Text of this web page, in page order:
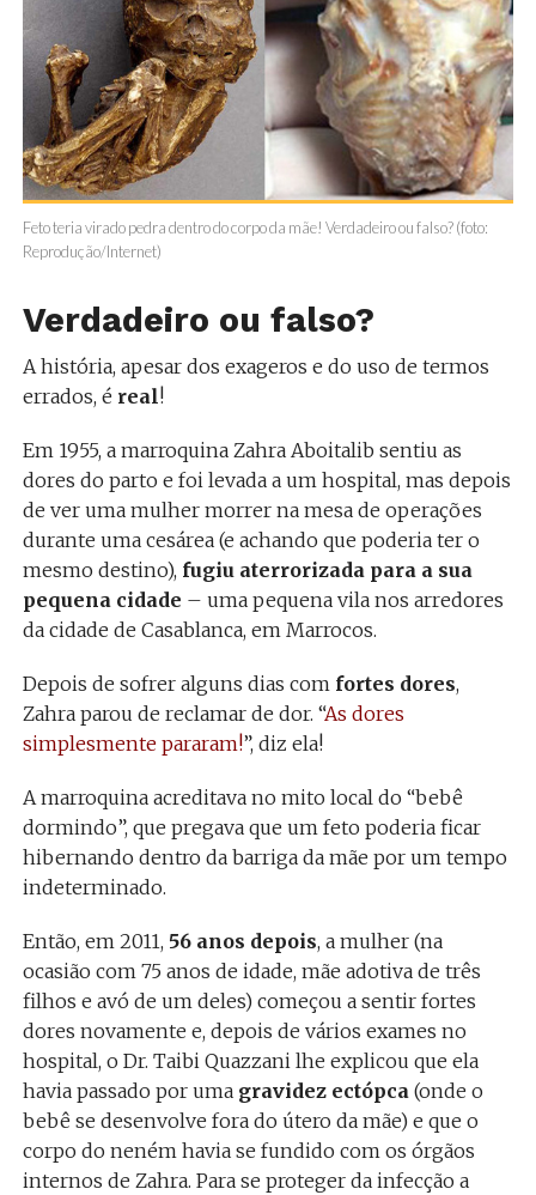
Feto teria virado pedra dentro do corpo da mãe! Verdadeiro ou falso? (foto:
Reprodução/Internet)
Verdadeiro ou falso?
A história, apesar dos exageros e do uso de termos
errados, é real!
Em 1955, a marroquina Zahra Aboitalib sentiu as
dores do parto e foi levada a um hospital, mas depois
de ver uma mulher morrer na mesa de operações
durante uma cesárea (e achando que poderia ter o
mesmo destino), fugiu aterrorizada para a sua
pequena cidade – uma pequena vila nos arredores
da cidade de Casablanca, em Marrocos.
Depois de sofrer alguns dias com fortes dores,
Zahra parou de reclamar de dor. “As dores
simplesmente pararam!”, diz ela!
A marroquina acreditava no mito local do “bebê
dormindo”, que pregava que um feto poderia ficar
hibernando dentro da barriga da mãe por um tempo
indeterminado.
Então, em 2011, 56 anos depois, a mulher (na
ocasião com 75 anos de idade, mãe adotiva de três
filhos e avó de um deles) começou a sentir fortes
dores novamente e, depois de vários exames no
hospital, o Dr. Taibi Quazzani lhe explicou que ela
havia passado por uma gravidez ectópca(onde o
bebê se desenvolve fora do útero da mãe) e que o
corpo do neném havia se fundido com os órgãos
internos de Zahra. Para se proteger da infecção a